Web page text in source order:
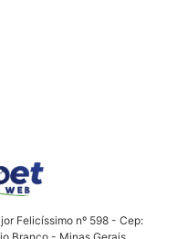
Felicíssimo nº 598 - Cep: